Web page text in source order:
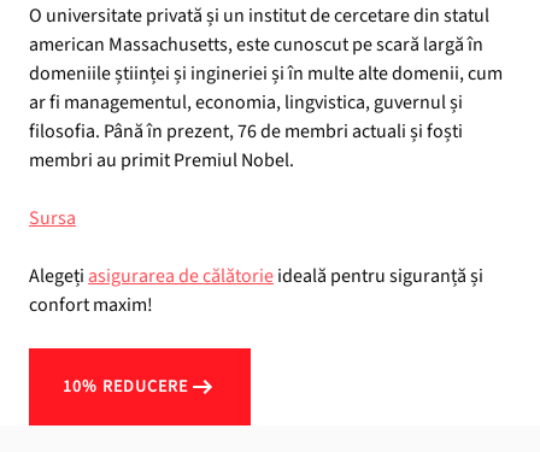
O universitate privată și un institut de cercetare din statul
american Massachusetts, este cunoscut pe scară largă în
domeniile științei și ingineriei și în multe alte domenii, cum
ar fi managementul, economia, lingvistica, guvernul și
filosofia. Până în prezent, 76 de membri actuali și foști
membri au primit Premiul Nobel.
Sursa
Alegeți asigurarea de călătorieideală pentru siguranță și
confort maxim!
10% REDUCERE